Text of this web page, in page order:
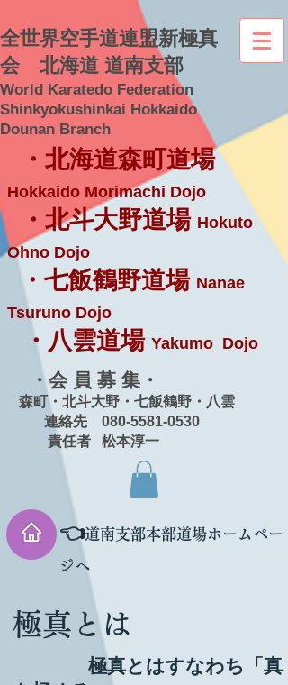
全世界空手道連盟新極真
会 北海道 道南支部
World Karatedo Federation
Shinkyokushinkai Hokkaido
Dounan Branch
・北海道森町道場
Hokkaido Morimachi Dojo
・北斗大野道場 Hokuto
Ohno Dojo
・七飯鶴野道場 Nanae
Tsuruno Dojo
・八雲道場 Yakumo Dojo
・会 員 募 集・
森町・北斗大野・七飯鶴野・八雲
連絡先 080-5581-0530
責任者 松本淳一
👈道南支部本部道場ホームペー
ジへ
極真とは
極真とはすなわち「真